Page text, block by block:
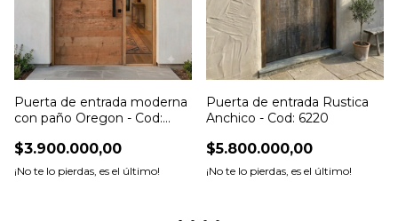
Puerta de entrada moderna
con paño Oregon - Cod:
$3.900.000,00
¡No te lo pierdas, es el último!
Puerta de entrada Rustica
Anchico - Cod: 6220
$5.800.000,00
¡No te lo pierdas, es el último!